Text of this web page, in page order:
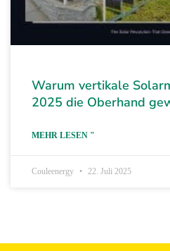
Warum vertikale
2025 die Oberhand
MEHR LESEN "
Couleenergy 22. Juli 2025